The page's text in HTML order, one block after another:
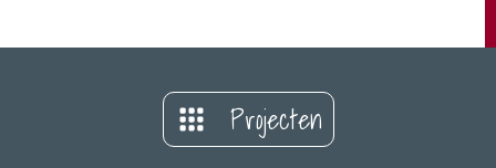
Projecten